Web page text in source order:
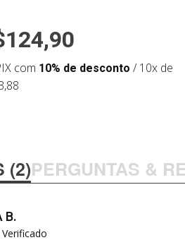
com 10% de desconto / 10x de
(2)PERGUNTAS &
B.